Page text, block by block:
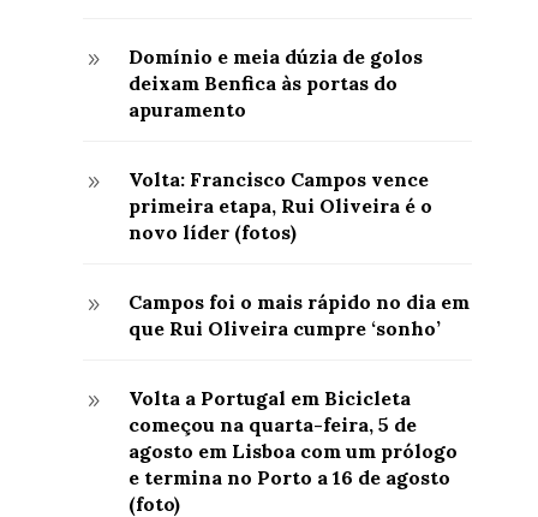
9
Domínio e meia dúzia de golos
deixam Benfica às portas do
apuramento
9
Volta: Francisco Campos vence
primeira etapa, Rui Oliveira é o
novo líder (fotos)
9
Campos foi o mais rápido no dia em
que Rui Oliveira cumpre ‘sonho’
9
Volta a Portugal em Bicicleta
começou na quarta-feira, 5 de
agosto em Lisboa com um prólogo
e termina no Porto a 16 de agosto
(foto)